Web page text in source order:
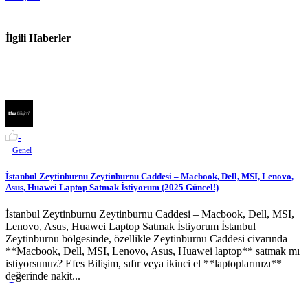
İlgili Haberler
-
Genel
İstanbul Zeytinburnu Zeytinburnu Caddesi – Macbook, Dell, MSI, Lenovo,
Asus, Huawei Laptop Satmak İstiyorum (2025 Güncel!)
İstanbul Zeytinburnu Zeytinburnu Caddesi – Macbook, Dell, MSI,
Lenovo, Asus, Huawei Laptop Satmak İstiyorum İstanbul
Zeytinburnu bölgesinde, özellikle Zeytinburnu Caddesi civarında
**Macbook, Dell, MSI, Lenovo, Asus, Huawei laptop** satmak mı
istiyorsunuz? Efes Bilişim, sıfır veya ikinci el **laptoplarınızı**
değerinde nakit...